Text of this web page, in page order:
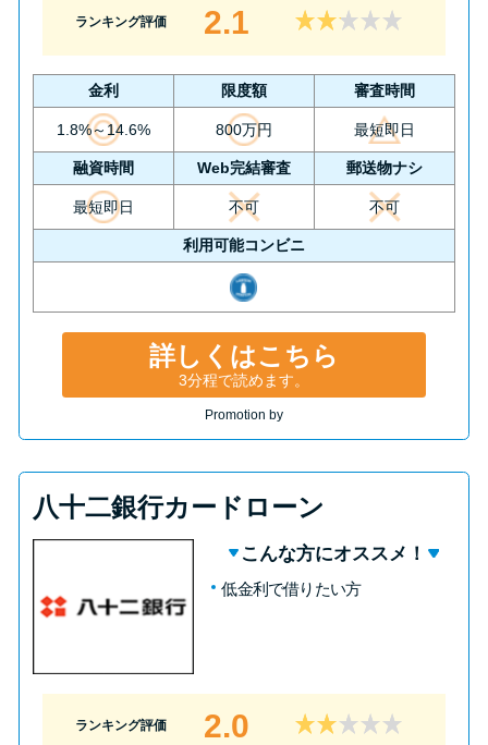
ランキング評価 2.1
金利 限度額 審査時間
1.8%～14.6% 800万円 最短即日
融資時間 Web完結審査 郵送物ナシ
最短即日 不可 不可
利用可能コンビニ
詳しくはこちら
3分程で読めます。
Promotion by
八十二銀行カードローン
こんな方にオススメ！
低金利で借りたい方
ランキング評価 2.0